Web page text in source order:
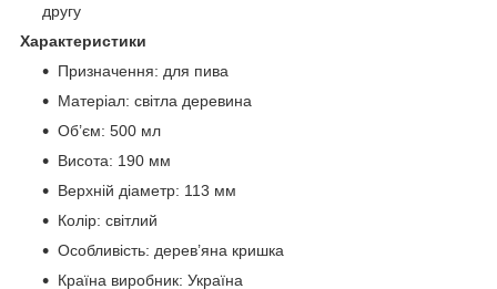
другу
Характеристики
Призначення: для пива
Матеріал: світла деревина
Об’єм: 500 мл
Висота: 190 мм
Верхній діаметр: 113 мм
Колір: світлий
Особливість: дерев’яна кришка
Країна виробник: Україна